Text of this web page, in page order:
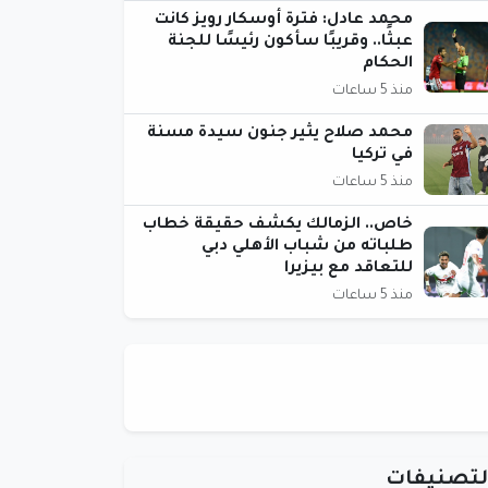
محمد عادل: فترة أوسكار رويز كانت
عبثًا.. وقريبًا سأكون رئيسًا للجنة
الحكام
منذ 5 ساعات
محمد صلاح يثير جنون سيدة مسنة
في تركيا
منذ 5 ساعات
خاص.. الزمالك يكشف حقيقة خطاب
طلباته من شباب الأهلي دبي
للتعاقد مع بيزيرا
منذ 5 ساعات